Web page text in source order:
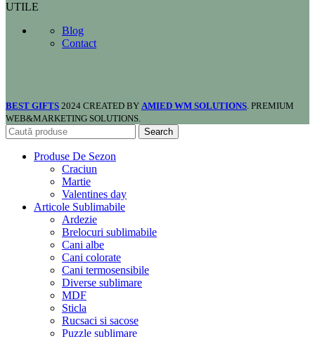
UTILE
Blog
Contact
BEST GIFTS 2024 CREATED BY AMIED WM SOLUTIONS. PREMIUM
WEB&MARKETING SOLUTIONS.
Search
Produse De Sezon
Craciun
Martie
Valentines day
Articole Sublimabile
Ardezie
Brelocuri sublimabile
Cani albe
Cani colorate
Cani termosensibile
Diverse sublimare
MDF
Sticla
Rucsaci si sacose
Puzzle sublimare